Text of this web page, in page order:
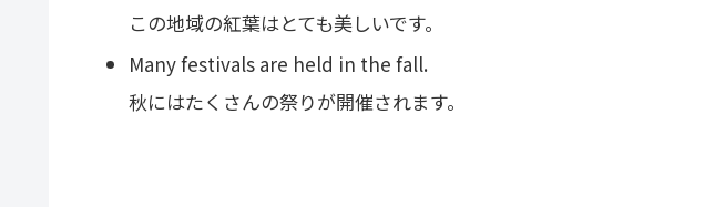
この地域の紅葉はとても美しいです。
Many festivals are held in the fall.
秋にはたくさんの祭りが開催されます。